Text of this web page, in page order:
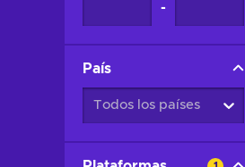
-
País
Todos los países